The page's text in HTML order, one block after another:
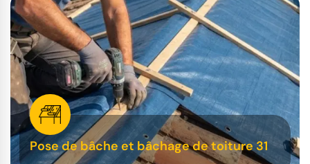
Pose de bâche et bâchage de toiture 31